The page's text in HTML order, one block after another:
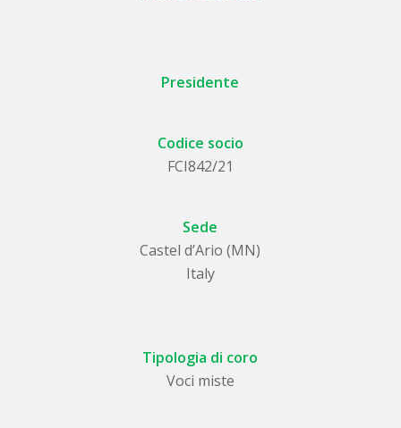
Presidente
Codice socio
FCI842/21
Sede
Castel d’Ario (MN)
Italy
Tipologia di coro
Voci miste